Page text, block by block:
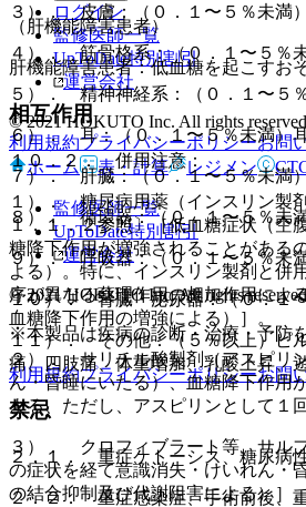
（肝機能障害患者）
肝機能障害患者：低血糖を起こすお
相互作用
１０．２． 併用注意：
１）． 糖尿病用薬（インスリン製
１．１．２参照〕［低血糖症状（空
糖降下作用が増強されることがある
よる）。特に、インスリン製剤と併
序が異なる薬理作用の相加作用によ
血糖降下作用の増強による）］。
２）． サリチル酸製剤（アスピリ
ん・昏睡にいたる）、血糖降下作用
よる、ただし、アスピリンとして１
３）． クロフィブラート等、サル
の症状を経て意識消失・けいれん・
の結合抑制及び代謝阻害による）］
３）． 皮膚：（０．１〜５％未満
４）． 筋骨格系：（０．１〜５％
５）． 精神神経系：（０．１〜５
６）． 耳：（０．１〜５％未満）耳
７）． 肝臓：（０．１〜５％未満
８）． 循環器：（０．１〜５％未
９）． 呼吸器：（０．１〜５％未
１０）． 腎臓・泌尿器：（０．１
１１）． その他：（５％以上）ピ
痛、四肢痛、体重増加、乳酸上昇、
禁忌
２．１． 重症ケトーシス、糖尿病
２．２． 重症感染症、手術前後、
ログイン
監修医師一覧
UpToDate特別割引
運営会社
© 2021 HOKUTO Inc. All rights
利用規約プライバシーポリシーお問
ホーム
表・計算 レジメン
監修医師一覧
UpToDate特別割引
運営会社
© 2021 HOKUTO Inc. All rights
※本製品は疾病の診断・治療・予防
利用規約プライバシーポリシーお問